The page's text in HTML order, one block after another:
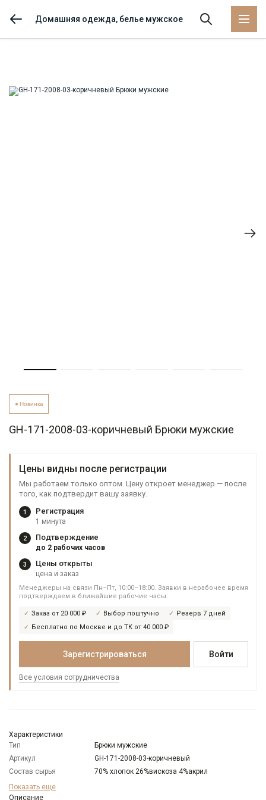
Домашняя одежда, белье мужское
Новинка
GH-171-2008-03-коричневый Брюки мужские
Цены видны после регистрации
Мы работаем только оптом. Цену откроет менеджер — после
того, как подтвердит вашу заявку.
1 Регистрация
1 минута
2 Подтверждение
до 2 рабочих часов
3 Цены открыты
цена и заказ
Менеджеры на связи Пн–Пт, 10:00–18:00. Заявки в нерабочее время
подтверждаем в ближайшие рабочие часы.
Заказ от 20 000 ₽ Выбор поштучно
Резерв 7 дней
Бесплатно по Москве и до ТК от 40 000 ₽
Зарегистрироваться Войти
Все условия сотрудничества
Характеристики
Тип
Брюки мужские
Артикул
GH-171-2008-03-коричневый
Состав сырья
70% хлопок 26%вискоза 4%акрил
Бренд
Особенности
Показать еще
Описание